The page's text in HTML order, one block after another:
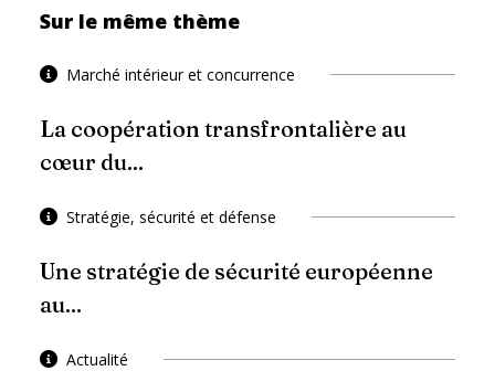
Sur le même thème
Marché intérieur et concurrence
La coopération transfrontalière au
cœur du...
Stratégie, sécurité et défense
Une stratégie de sécurité européenne
au...
Actualité